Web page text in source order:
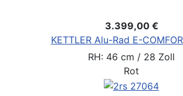
3.399,00 €
KETTLER Alu-Rad E-
RH: 46 cm / 28 Zoll
Rot